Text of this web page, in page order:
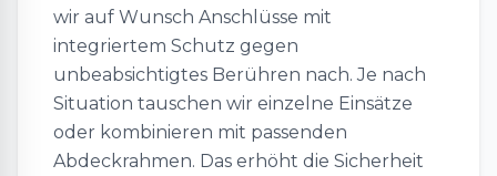
wir auf Wunsch Anschlüsse mit
integriertem Schutz gegen
unbeabsichtigtes Berühren nach. Je nach
Situation tauschen wir einzelne Einsätze
oder kombinieren mit passenden
Abdeckrahmen. Das erhöht die Sicherheit